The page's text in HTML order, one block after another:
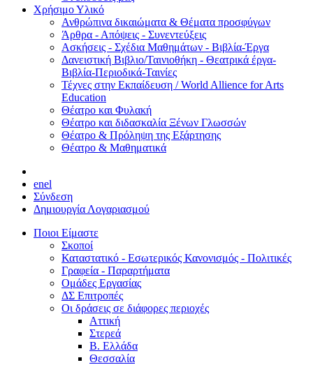
Χρήσιμο Υλικό
Ανθρώπινα δικαιώματα & Θέματα προσφύγων
Άρθρα - Απόψεις - Συνεντεύξεις
Ασκήσεις - Σχέδια Μαθημάτων - Βιβλία-Έργα
Δανειστική Βιβλιο/Ταινιοθήκη - Θεατρικά έργα-
Βιβλία-Περιοδικά-Ταινίες
Τέχνες στην Εκπαίδευση / World Allience for Arts
Education
Θέατρο και Φυλακή
Θέατρο και διδασκαλία Ξένων Γλωσσών
Θέατρο & Πρόληψη της Εξάρτησης
Θέατρο & Μαθηματικά
enel
Σύνδεση
Δημιουργία Λογαριασμού
Ποιοι Είμαστε
Σκοποί
Καταστατικό - Εσωτερικός Κανονισμός - Πολιτικές
Γραφεία - Παραρτήματα
Ομάδες Εργασίας
ΔΣ Επιτροπές
Οι δράσεις σε διάφορες περιοχές
Αττική
Στερεά
Β. Ελλάδα
Θεσσαλία